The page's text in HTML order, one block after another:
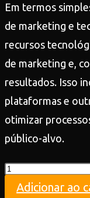
Em termos
de marketing e
recursos
de marketing e,
resultados. Isso
plataformas e
otimizar
público-alvo.
Teste
quantidade
Adicionar ao